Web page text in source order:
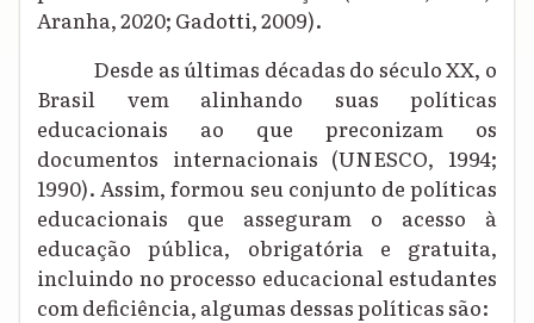
Aranha, 2020; Gadotti,2009).
Desde as últimas décadas do século XX, o
Brasil vem alinhando suas políticas
educacionais ao que preconizam os
documentos internacionais (UNESCO, 1994;
1990). Assim, formou seu conjunto de políticas
educacionais que asseguram o acesso à
educação pública, obrigatória e gratuita,
incluindo no processo educacional estudantes
com deficiência, algumas dessas políticas são: